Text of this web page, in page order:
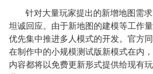
针对大量玩家提出的新增地图需
坦诚回应。由于新地图的建模等工作
优先集中推进多人模式的开发。官方
在制作中的小规模测试版新模式在内
内容都将以免费更新形式提供给现有